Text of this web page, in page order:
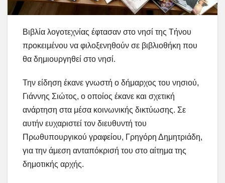
Βιβλία λογοτεχνίας έφτασαν στο νησί της Τήνου
προκειμένου να φιλοξενηθούν σε βιβλιοθήκη που
θα δημιουργηθεί στο νησί.
Την είδηση έκανε γνωστή ο δήμαρχος του νησιού,
Γιάννης Σιώτος, ο οποίος έκανε και σχετική
ανάρτηση στα μέσα κοινωνικής δικτύωσης. Σε
αυτήν ευχαριστεί τον διευθυντή του
Πρωθυπουργικού γραφείου, Γρηγόρη Δημητριάδη,
για την άμεση ανταπόκρισή του στο αίτημα της
δημοτικής αρχής.